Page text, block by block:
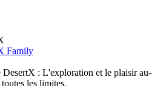
Family
DesertX : L'exploration et le plaisir au-
les limites.